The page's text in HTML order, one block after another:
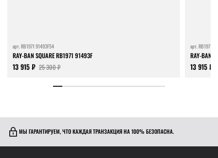
арт.RB1971 91493F54
RAY-BAN SQUARE RB1971 91493F
13 915 ₽ 25 300 ₽
арт.RB1971
RAY-BAN
13 915 ₽
МЫ ГАРАНТИРУЕМ, ЧТО КАЖДАЯ ТРАНЗАКЦИЯ НА 100% БЕЗОПАСНА.